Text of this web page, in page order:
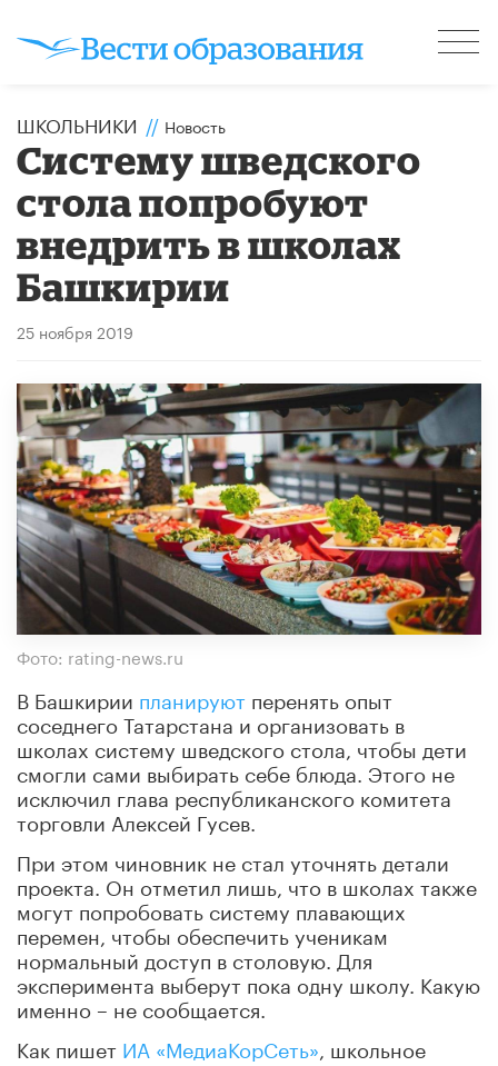
ШКОЛЬНИКИ // Новость
Систему шведского
стола попробуют
внедрить в школах
Башкирии
25 ноября 2019
Фото: rating-news.ru
В Башкирии планируют перенять опыт
соседнего Татарстана и организовать в
школах систему шведского стола, чтобы дети
смогли сами выбирать себе блюда. Этого не
исключил глава республиканского комитета
торговли Алексей Гусев.
При этом чиновник не стал уточнять детали
проекта. Он отметил лишь, что в школах также
могут попробовать систему плавающих
перемен, чтобы обеспечить ученикам
нормальный доступ в столовую. Для
эксперимента выберут пока одну школу. Какую
именно – не сообщается.
Как пишет ИА «МедиаКорСеть» , школьное